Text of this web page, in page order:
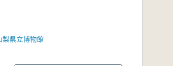
梨県立博物館